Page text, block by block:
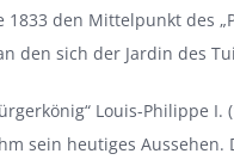
1833 den Mittelpunkt des
den sich der Jardin des
Louis-Philippe
sein heutiges Aussehen.